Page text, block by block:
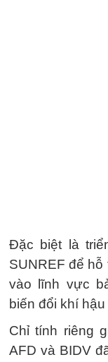
Đặc biệt là
SUNREF để
vào lĩnh vực
biến đổi khí
Chỉ tính riêng
AFD và BIDV